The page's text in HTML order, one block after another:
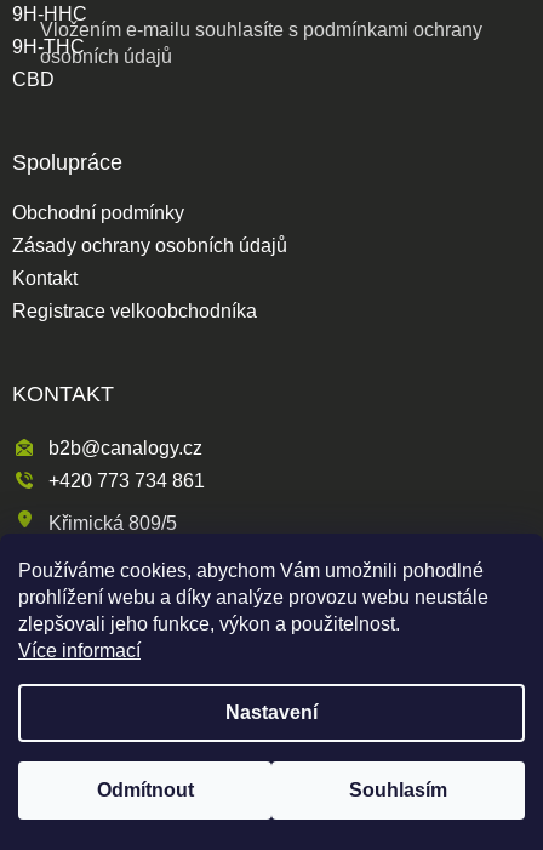
Používáme cookies, abychom Vám umožnili pohodlné
prohlížení webu a díky analýze provozu webu neustále
zlepšovali jeho funkce, výkon a použitelnost.
Více informací
Nastavení
Odmítnout Souhlasím
Vložením e-mailu souhlasíte s podmínkami ochrany
osobních údajů
9H-HHC
9H-THC
CBD
Spolupráce
Obchodní podmínky
Zásady ochrany osobních údajů
Kontakt
Registrace velkoobchodníka
KONTAKT
b2b@canalogy.cz
+420 773 734 861
Křimická 809/5
318 00 Plzeň 3-Skvrňany
Česká republika
Shoptet | mime digital
Copyright 2026Canapuff Wholesale. Všechna práva
vyhrazena.